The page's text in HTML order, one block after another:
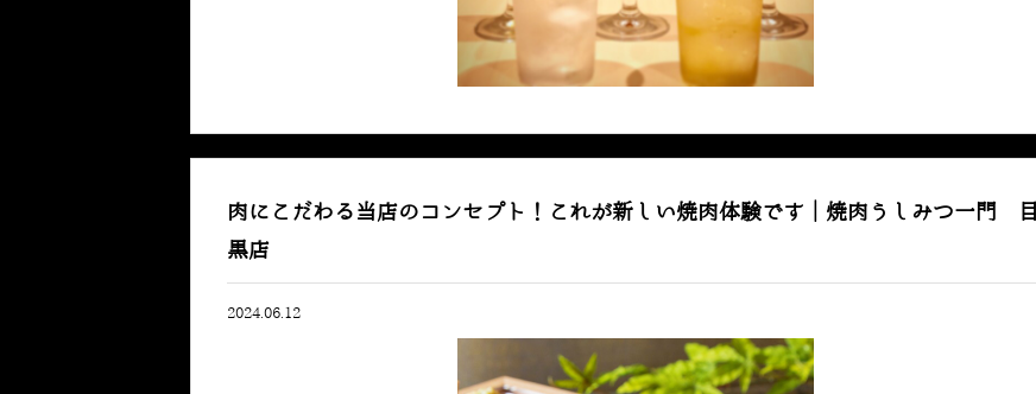
肉にこだわる当店のコンセプト！これが新しい焼肉体験です｜焼肉うしみつ一門 目
黒店
2024.06.12